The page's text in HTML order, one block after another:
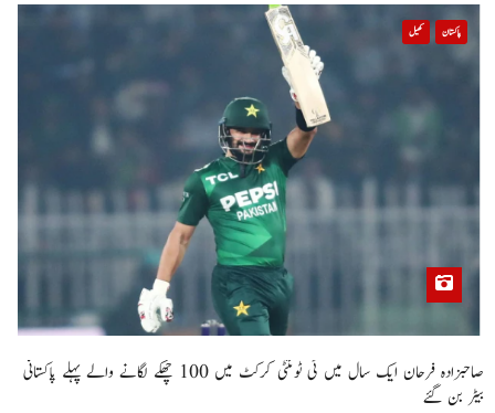
پاکستان کھیل
صاحبزادہ فرحان ایک سال میں ٹی ٹوئنٹی کرکٹ میں 100 چھکے لگانے والے پہلے پاکستانی
بیٹر بن گئے